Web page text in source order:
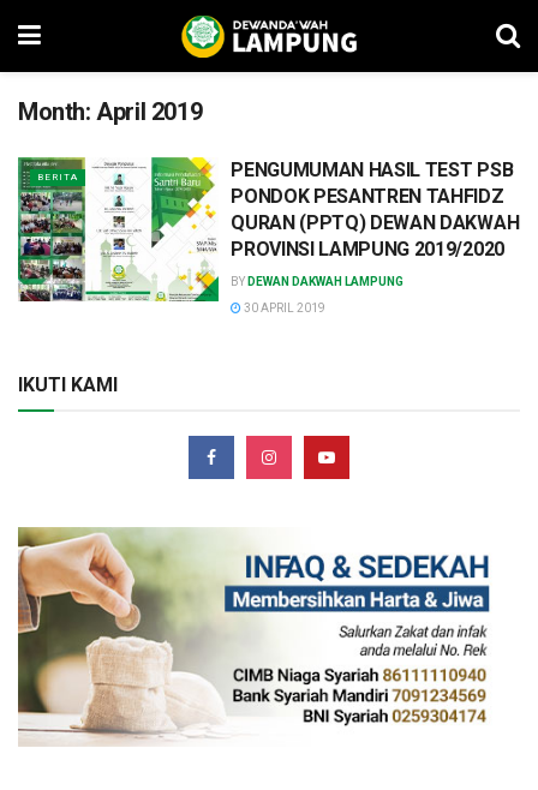
Month:April 2019
BERITA
PENGUMUMAN HASIL TEST PSB
PONDOK PESANTREN TAHFIDZ
QURAN (PPTQ) DEWAN DAKWAH
PROVINSI LAMPUNG 2019/2020
BY DEWAN DAKWAH LAMPUNG
30 APRIL 2019
IKUTI KAMI